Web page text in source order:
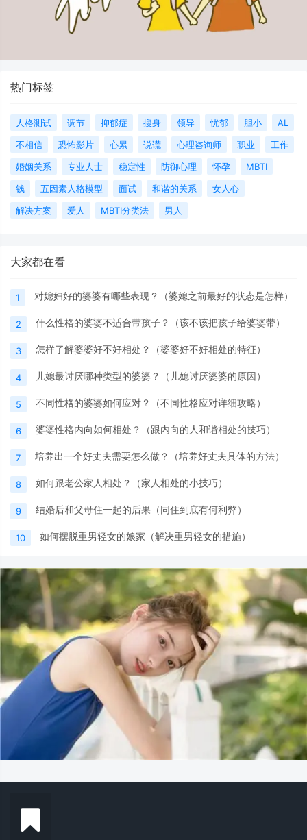
热门标签
人格测试 调节 抑郁症 搜身 领导 忧郁 胆小
AL
不相信
恐怖影片 心累 说谎 心理咨询师 职业
工作
婚姻关系
专业人士 稳定性 防御心理 怀孕
MBTI
钱
五因素人格模型 面试 和谐的关系
女人心
解决方案
爱人 MBTI分类法 男人
大家都在看
1 对媳妇好的婆婆有哪些表现？（婆媳之前最好的状态是怎样）
2 什么性格的婆婆不适合带孩子？（该不该把孩子给婆婆带）
3 怎样了解婆婆好不好相处？（婆婆好不好相处的特征）
4 儿媳最讨厌哪种类型的婆婆？（儿媳讨厌婆婆的原因）
5 不同性格的婆婆如何应对？（不同性格应对详细攻略）
6 婆婆性格内向如何相处？（跟内向的人和谐相处的技巧）
7 培养出一个好丈夫需要怎么做？（培养好丈夫具体的方法）
8 如何跟老公家人相处？（家人相处的小技巧）
9 结婚后和父母住一起的后果（同住到底有何利弊）
10 如何摆脱重男轻女的娘家（解决重男轻女的措施）